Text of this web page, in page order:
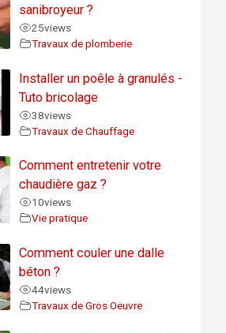
sanibroyeur ?
25views
Travaux de plomberie
Installer un poêle à granulés -
Tuto bricolage
38views
Travaux de Chauffage
Comment entretenir votre
chaudière gaz ?
10views
Vie pratique
Comment couler une dalle
béton ?
44views
Travaux de Gros Oeuvre